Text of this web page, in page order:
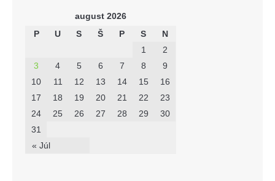
august 2026
P
U S Š P S N
« Júl
1
2
3
4 5 6 7 8
9
10
11 12 13 14 15
16
17
18 19 20 21 22
23
24
25 26 27 28 29
30
31